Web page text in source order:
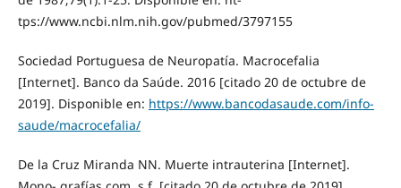
tps://www.ncbi.nlm.nih.gov/pubmed/3797155
Sociedad Portuguesa de Neuropatía. Macrocefalia
[Internet]. Banco da Saúde. 2016 [citado 20 de octubre de
2019]. Disponible en: https://www.bancodasaude.com/info-
saude/macrocefalia/
De la Cruz Miranda NN. Muerte intrauterina [Internet].